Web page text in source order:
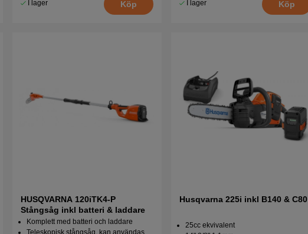
I lager Köp I lager Köp
HUSQVARNA 120iTK4-P
Stångsåg inkl batteri & laddare
Komplett med batteri och laddare
Teleskopisk stångsåg, kan användas
Husqvarna 225i inkl B140 & C80
25cc ekvivalent